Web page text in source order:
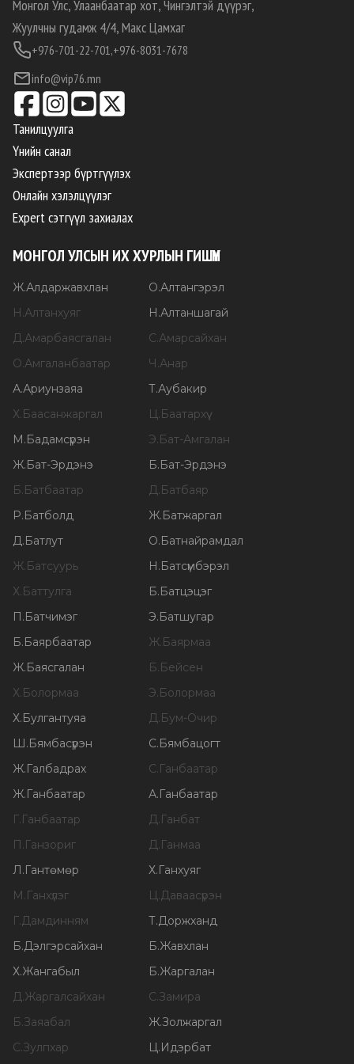
Монгол Улс, Улаанбаатар хот, Чингэлтэй дүүрэг,
Жуулчны гудамж 4/4, Макс Цамхаг
+976-701-22-701,+976-8031-7678
info@vip76.mn
Танилцуулга
Үнийн санал
Экспертээр бүртгүүлэх
Онлайн хэлэлцүүлэг
Expert сэтгүүл захиалах
МОНГОЛ УЛСЫН ИХ ХУРЛЫН ГИШҮҮН
Ж.Алдаржавхлан О.Алтангэрэл
Н.Алтанхуяг Н.Алтаншагай
Д.Амарбаясгалан С.Амарсайхан
О.Амгаланбаатар Ч.Анар
А.Ариунзаяа Т.Аубакир
Х.Баасанжаргал Ц.Баатархүү
М.Бадамсүрэн Э.Бат-Амгалан
Ж.Бат-Эрдэнэ Б.Бат-Эрдэнэ
Б.Батбаатар Д.Батбаяр
Р.Батболд Ж.Батжаргал
Д.Батлут О.Батнайрамдал
Ж.Батсуурь Н.Батсүмбэрэл
Х.Баттулга Б.Батцэцэг
П.Батчимэг Э.Батшугар
Б.Баярбаатар Ж.Баярмаа
Ж.Баясгалан Б.Бейсен
Х.Болормаа Э.Болормаа
Х.Булгантуяа Д.Бум-Очир
Ш.Бямбасүрэн С.Бямбацогт
Ж.Галбадрах С.Ганбаатар
Ж.Ганбаатар А.Ганбаатар
Г.Ганбаатар Д.Ганбат
П.Ганзориг Д.Ганмаа
Л.Гантөмөр Х.Ганхуяг
М.Ганхүлэг Ц.Даваасүрэн
Г.Дамдинням Т.Доржханд
Б.Дэлгэрсайхан Б.Жавхлан
Х.Жангабыл Б.Жаргалан
Д.Жаргалсайхан С.Замира
Б.Заяабал Ж.Золжаргал
С.Зулпхар Ц.Идэрбат